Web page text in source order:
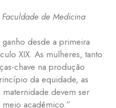
de Medicina
ganho desde a primeira
XIX. As mulheres, tanto
chave na produção
da equidade, as
devem ser
acadêmico.”